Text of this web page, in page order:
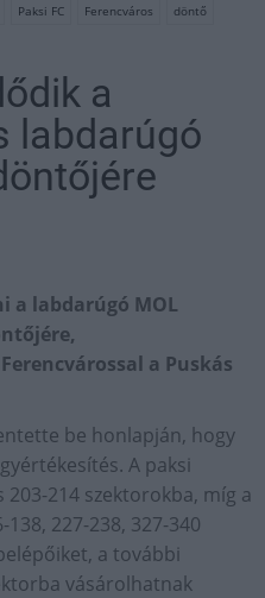
Paksi FC Ferencváros
döntő
a
labdarúgó
a labdarúgó MOL
a Puskás
be honlapján, hogy
A paksi
203-214 szektorokba, míg a
227-238, 327-340
a további
vásárolhatnak